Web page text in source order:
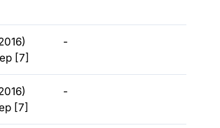
[7]
-
[7]
-